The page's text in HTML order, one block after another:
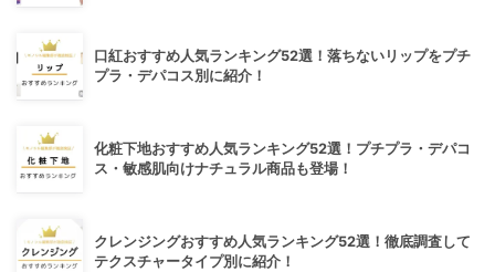
口紅おすすめ人気ランキング52選！落ちないリップをプチ
プラ・デパコス別に紹介！
化粧下地おすすめ人気ランキング52選！プチプラ・デパコ
ス・敏感肌向けナチュラル商品も登場！
クレンジングおすすめ人気ランキング52選！徹底調査して
テクスチャータイプ別に紹介！